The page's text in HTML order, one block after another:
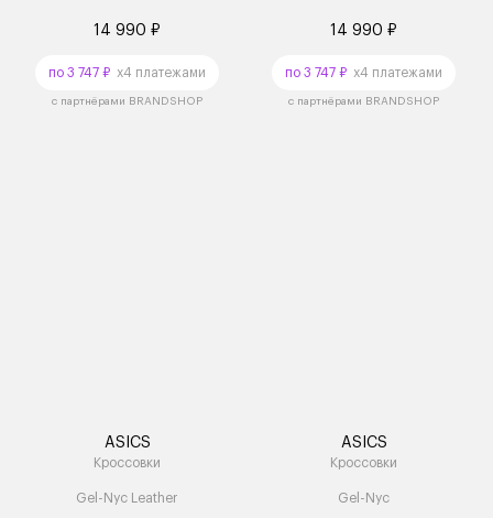
14 990 ₽
по 3 747 ₽ x4 платежами
с партнёрами BRANDSHOP
14 990 ₽
по 3 747 ₽ x4 платежами
с партнёрами BRANDSHOP
ASICS
Кроссовки
Gel-Nyc Leather
ASICS
Кроссовки
Gel-Nyc